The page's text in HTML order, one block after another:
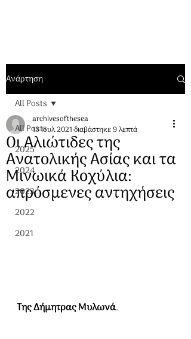
Ανάρτηση
All Posts
2025
2024
2023
2022
2021
All Posts
Οι Aλιώτιδες της
Ανατολικής Ασίας και τα
Μινωικά Kοχύλια:
απρόσμενες αντηχήσεις
archivesofthesea
13 Ιουλ 2021 διαβάστηκε 9 λεπτά
Της Δήμητρας Μυλωνά.